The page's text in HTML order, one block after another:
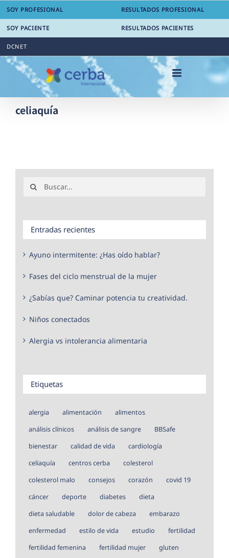
Saltar
contenido
SOY PROFESIONAL RESULTADOS PROFESIONAL
SOY PACIENTE RESULTADOS PACIENTES
DCNET
celiaquía
Entradas recientes
Ayuno intermitente: ¿Has oído hablar?
Fases del ciclo menstrual de la mujer
¿Sabías que? Caminar potencia tu creatividad.
Niños conectados
Alergia vs intolerancia alimentaria
Etiquetas
alergia alimentación
alimentos
análisis clínicos
análisis de sangre
BBSafe
bienestar
calidad de vida
cardiología
celiaquía
centros cerba
colesterol
colesterol malo
consejos corazón
covid 19
cáncer
deporte diabetes
dieta
dieta saludable
dolor de cabeza
embarazo
enfermedad
estilo de vida estudio
fertilidad
fertilidad femenina
fertilidad mujer
gluten